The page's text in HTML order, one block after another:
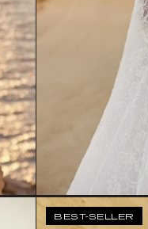
BEST-SELLER